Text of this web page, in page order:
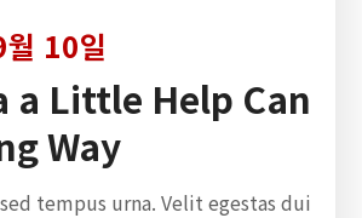
10일
a Little Help Can
Way
tempus urna. Velit egestas dui